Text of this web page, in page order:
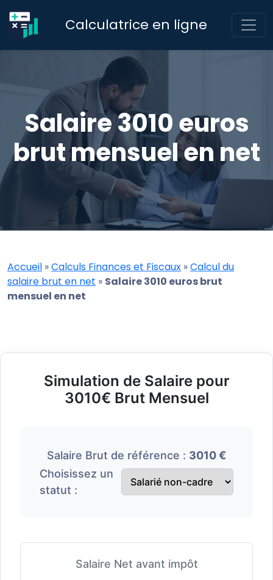
Calculatrice en ligne
Salaire 3010 euros
brut mensuel en net
Accueil »Calculs Finances et Fiscaux »Calcul du
salaire brut en net » Salaire 3010 euros brut
mensuel en net
Simulation de Salaire pour
3010€ Brut Mensuel
Salaire Brut de référence : 3010 €
Choisissez un
statut :
Salaire Net avant impôt